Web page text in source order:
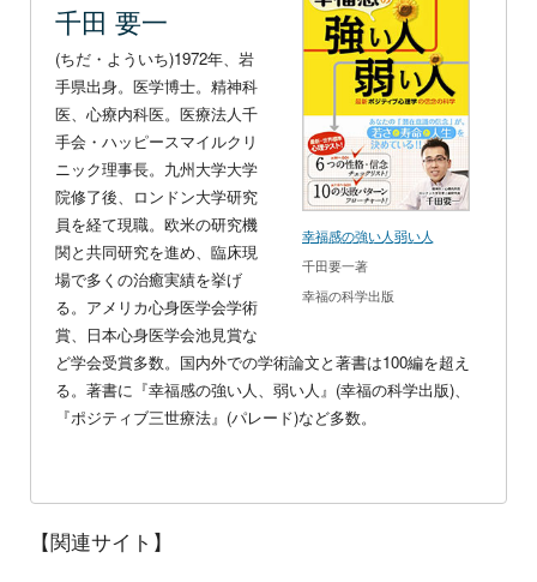
幸福感の強い人弱い人
千田要一著
幸福の科学出版
千田 要一
(ちだ・よういち)1972年、岩
手県出身。医学博士。精神科
医、心療内科医。医療法人千
手会・ハッピースマイルクリ
ニック理事長。九州大学大学
院修了後、ロンドン大学研究
員を経て現職。欧米の研究機
関と共同研究を進め、臨床現
場で多くの治癒実績を挙げ
る。アメリカ心身医学会学術
賞、日本心身医学会池見賞な
ど学会受賞多数。国内外での学術論文と著書は100編を超え
る。著書に『幸福感の強い人、弱い人』(幸福の科学出版)、
『ポジティブ三世療法』(パレード)など多数。
【関連サイト】